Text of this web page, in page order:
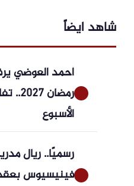
شاهد ايضاً
أحمد العوضي
الأسبوع
رسميًا.. ريال